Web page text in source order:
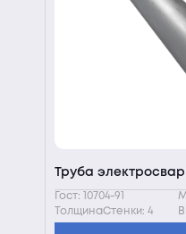
Труба
Гост: 10704-91
ТолщинаСтенки: 4